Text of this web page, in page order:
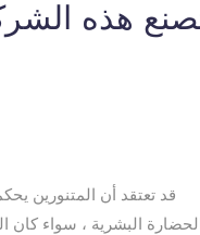
هذه
قد تعتقد أن المتنورين
البشرية ، سواء كان